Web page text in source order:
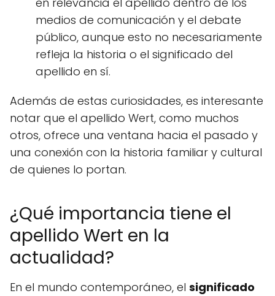
medios de comunicación y el debate
público, aunque esto no necesariamente
refleja la historia o el significado del
apellido en sí.
Además de estas curiosidades, es interesante
notar que el apellido Wert, como muchos
otros, ofrece una ventana hacia el pasado y
una conexión con la historia familiar y cultural
de quienes lo portan.
¿Qué importancia tiene el
apellido Wert en la
actualidad?
En el mundo contemporáneo, el significado